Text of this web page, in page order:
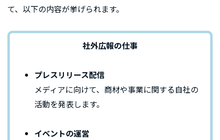
て、以下の内容が挙げられます。
社外広報の仕事
プレスリリース配信
メディアに向けて、商材や事業に関する自社の
活動を発表します。
イベントの運営